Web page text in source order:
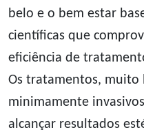
belo e o bem estar
científicas que
eficiência de
Os tratamentos, muito
minimamente
alcançar resultados